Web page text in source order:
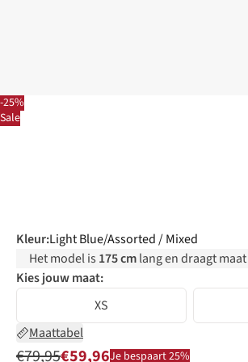
-25%
Sale
Kleur:Light Blue/Assorted / Mixed
Het model is 175 cmlang en draagt maat
Kies jouw maat:
XS
Maattabel
€79,95€59,96Je bespaart 25%